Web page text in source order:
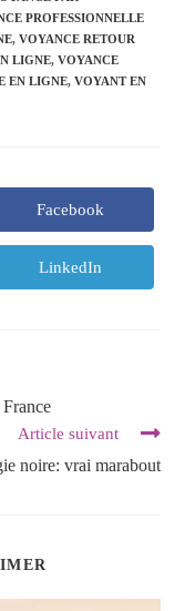
PROFESSIONNELLE
, VOYANCE RETOUR
LIGNE, VOYANCE
EN LIGNE, VOYANT EN
Facebook
LinkedIn
Article suivant
noire: vrai marabout